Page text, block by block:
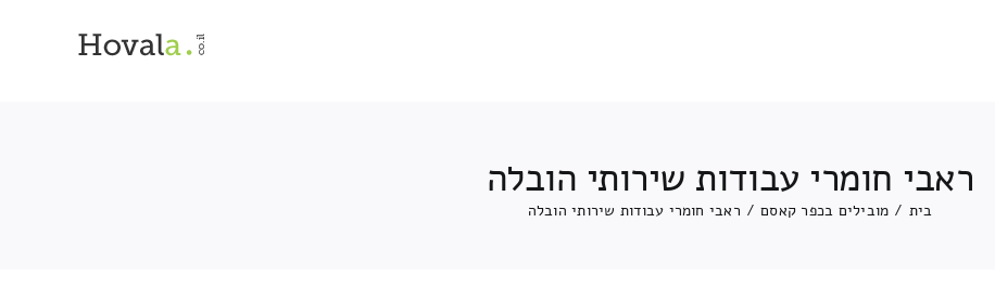
ראבי חומרי עבודות שירותי הובלה
בית / מובילים בכפר קאסם / ראבי חומרי עבודות שירותי הובלה